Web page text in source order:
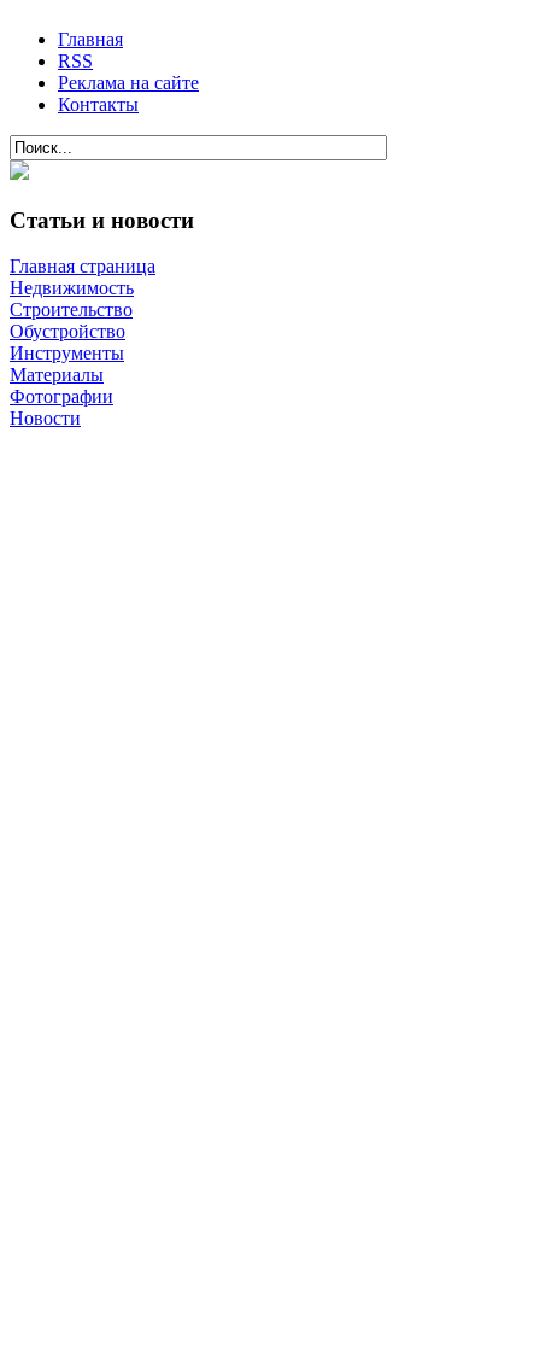
Главная
RSS
Реклама на сайте
Контакты
Статьи и новости
Главная страница
Недвижимость
Строительство
Обустройство
Инструменты
Материалы
Фотографии
Новости